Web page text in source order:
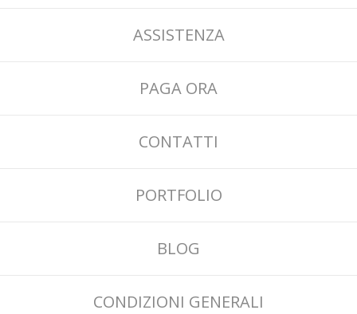
ASSISTENZA
PAGA ORA
CONTATTI
PORTFOLIO
BLOG
CONDIZIONI GENERALI